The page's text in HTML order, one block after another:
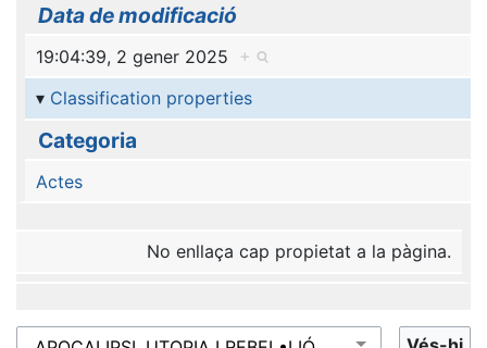
Data de modificació
19:04:39, 2 gener 2025
+
Classification properties
Categoria
Actes
No enllaça cap propietat a la pàgina.